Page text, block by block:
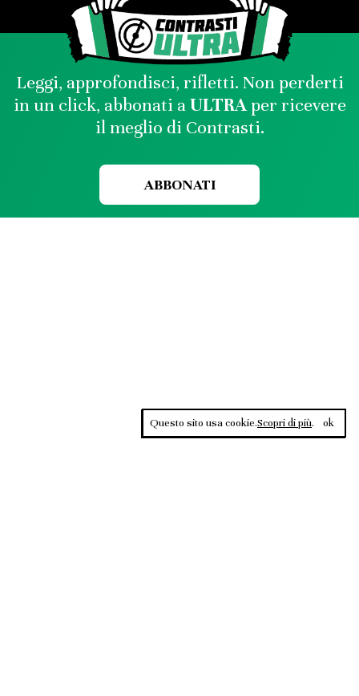
Leggi, approfondisci, rifletti. Non perderti
in un click, abbonati aULTRAper ricevere
il meglio di Contrasti.
ABBONATI
Questo sito usa cookie.Scopri di più. ok